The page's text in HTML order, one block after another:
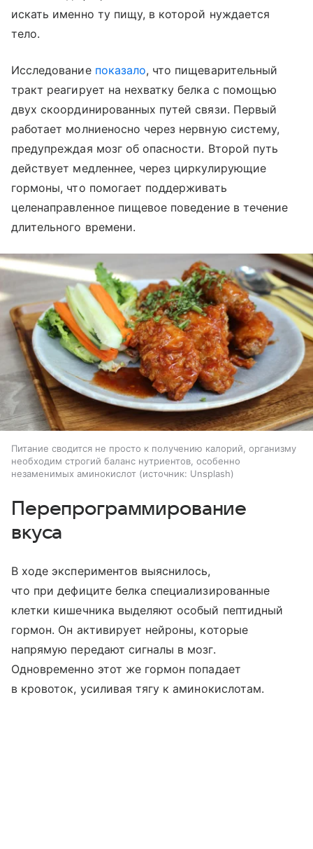
искать именно ту пищу, в которой нуждается
тело.
Исследование показало, что пищеварительный
тракт реагирует на нехватку белка с помощью
двух скоординированных путей связи. Первый
работает молниеносно через нервную систему,
предупреждая мозг об опасности. Второй путь
действует медленнее, через циркулирующие
гормоны, что помогает поддерживать
целенаправленное пищевое поведение в течение
длительного времени.
Питание сводится не просто к получению калорий, организму
необходим строгий баланс нутриентов, особенно
незаменимых аминокислот
источник: Unsplash
Перепрограммирование
вкуса
В ходе экспериментов выяснилось,
что при дефиците белка специализированные
клетки кишечника выделяют особый пептидный
гормон. Он активирует нейроны, которые
напрямую передают сигналы в мозг.
Одновременно этот же гормон попадает
в кровоток, усиливая тягу к аминокислотам.